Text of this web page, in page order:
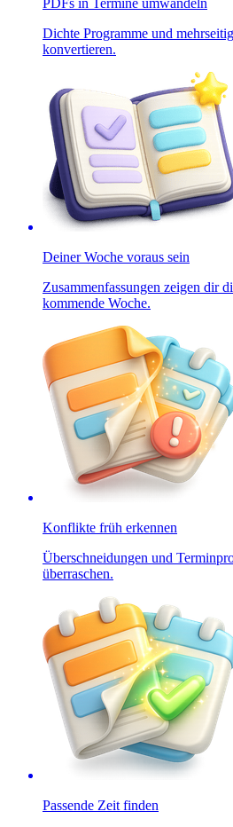
PDFs in Termine umwandeln
Dichte Programme und
konvertieren.
Deiner Woche voraus sein
Zusammenfassungen zeigen dir
kommende Woche.
Konflikte früh erkennen
Überschneidungen und
überraschen.
Passende Zeit finden